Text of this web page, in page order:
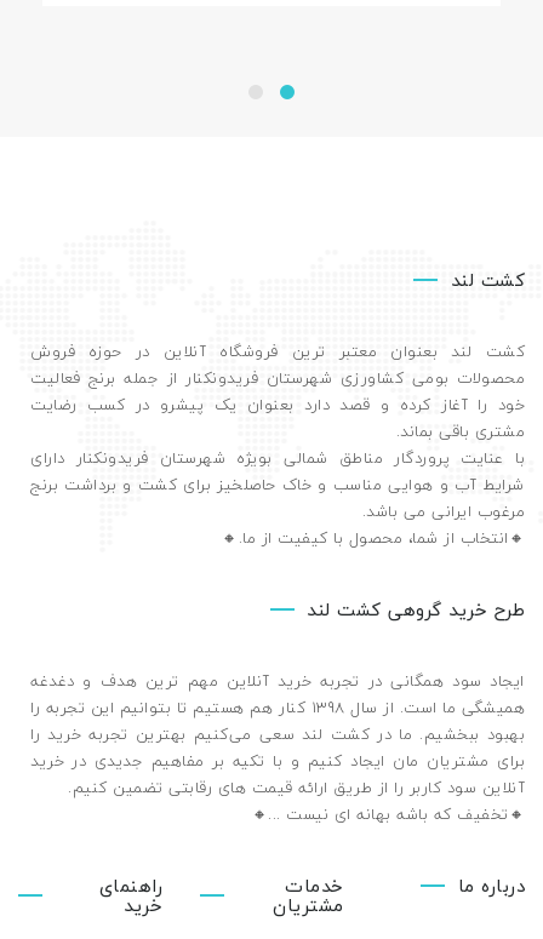
کشت لند
کشت لند بعنوان معتبر ترین فروشگاه آنلاین در حوزه فروش
محصولات بومی کشاورزی شهرستان فریدونکنار از جمله برنج فعالیت
خود را آغاز کرده و قصد دارد بعنوان یک پیشرو در کسب رضایت
مشتری باقی بماند.
با عنایت پروردگار مناطق شمالی بویژه شهرستان فریدونکنار دارای
شرایط آب و هوایی مناسب و خاک حاصلخیز برای کشت و برداشت برنج
مرغوب ایرانی می باشد.
🔸️انتخاب از شما، محصول با کیفیت از ما.🔸️
طرح خرید گروهی کشت لند
ایجاد سود همگانی در تجربه خرید آنلاین مهم ترین هدف و دغدغه
همیشگی ما است. از سال 1398 کنار هم هستیم تا بتوانیم این تجربه را
بهبود ببخشیم. ما در کشت لند سعی می‌کنیم بهترین تجربه خرید را
برای مشتریان مان ایجاد کنیم و با تکیه بر مفاهیم جدیدی در خرید
آنلاین سود کاربر را از طریق ارائه قیمت های رقابتی تضمین ‌کنیم.
🔸تخفیف که باشه بهانه ای نیست ...🔸️
درباره ما خدمات
مشتریان
راهنمای
خرید